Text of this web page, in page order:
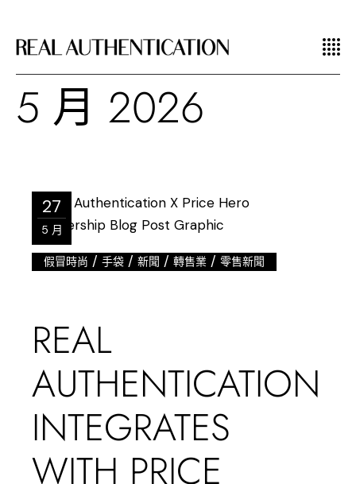
5 月 2026
27
5 月
假冒時尚 /手袋 /新聞 /轉售業 /零售新聞
REAL
AUTHENTICATION
INTEGRATES
WITH PRICE